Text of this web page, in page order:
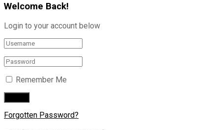
Welcome Back!
Login to your account below
Remember Me
Forgotten Password?